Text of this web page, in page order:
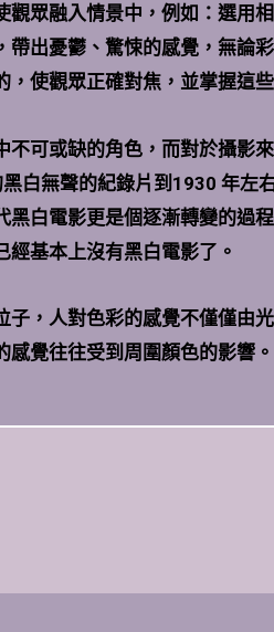
眾融入情景中，例如：選用
出憂鬱、驚悚的感覺，無論
使觀眾正確對焦，並掌握這
可或缺的角色，而對於攝影
白無聲的紀錄片到1930 年左
白電影更是個逐漸轉變的過
基本上沒有黑白電影了。
，人對色彩的感覺不僅僅由
感覺往往受到周圍顏色的影響